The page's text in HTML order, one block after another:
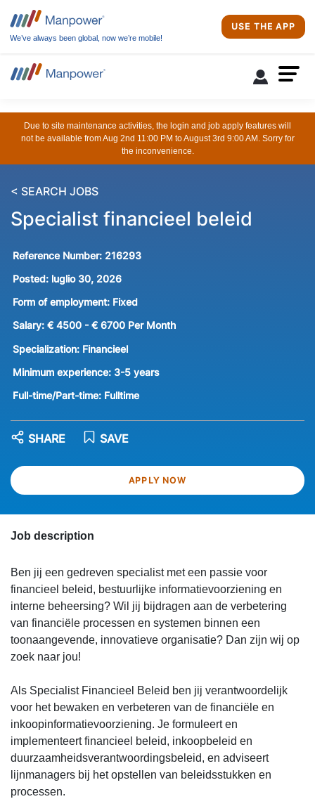
We’ve always been global, now we’re mobile!
USE THE APP
Due to site maintenance activities, the login and job apply features will
not be available from Aug 2nd 11:00 PM to August 3rd 9:00 AM. Sorry for
the inconvenience.
< SEARCH JOBS
Specialist financieel beleid
Reference Number: 216293
Posted: luglio 30, 2026
Form of employment: Fixed
Salary: € 4500 - € 6700 Per Month
Specialization: Financieel
Minimum experience: 3-5 years
Full-time/Part-time: Fulltime
APPLY NOW
SAVE
SHARE
Job description
Ben jij een gedreven specialist met een passie voor
financieel beleid, bestuurlijke informatievoorziening en
interne beheersing? Wil jij bijdragen aan de verbetering
van financiële processen en systemen binnen een
toonaangevende, innovatieve organisatie? Dan zijn wij op
zoek naar jou!
Als Specialist Financieel Beleid ben jij verantwoordelijk
voor het bewaken en verbeteren van de financiële en
inkoopinformatievoorziening. Je formuleert en
implementeert financieel beleid, inkoopbeleid en
duurzaamheidsverantwoordingsbeleid, en adviseert
lijnmanagers bij het opstellen van beleidsstukken en
processen.